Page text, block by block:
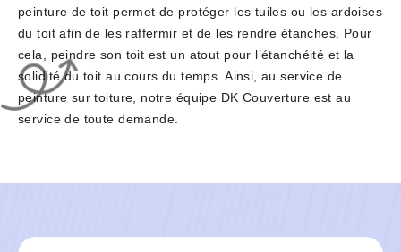
peinture de toit permet de protéger les tuiles ou les ardoises
du toit afin de les raffermir et de les rendre étanches. Pour
cela, peindre son toit est un atout pour l’étanchéité et la
solidité du toit au cours du temps. Ainsi, au service de
peinture sur toiture, notre équipe DK Couverture est au
service de toute demande.